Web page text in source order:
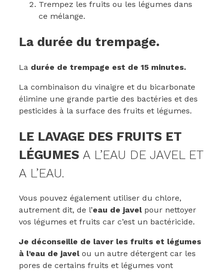
Trempez les fruits ou les légumes dans
ce mélange.
La durée du trempage.
La durée de trempage est de 15 minutes.
La combinaison du vinaigre et du bicarbonate
élimine une grande partie des bactéries et des
pesticides à la surface des fruits et légumes.
LE LAVAGE DES FRUITS ET
LÉGUMES A L’EAU DE JAVEL ET
A L’EAU.
Vous pouvez également utiliser du chlore,
autrement dit, de l’eau de javelpour nettoyer
vos légumes et fruits car c’est un bactéricide.
Je déconseille de laver les fruits et légumes
à l’eau de javelou un autre détergent car les
pores de certains fruits et légumes vont